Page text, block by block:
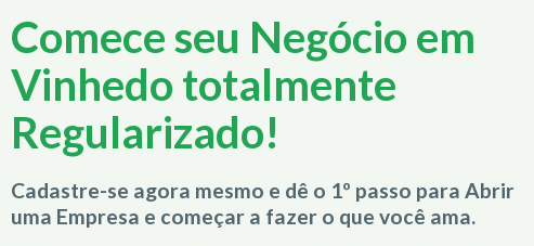
Comece seu Negócio em
Vinhedo totalmente
Regularizado!
Cadastre-se agora mesmo e dê o 1º passo para Abrir
uma Empresa e começar a fazer o que você ama.